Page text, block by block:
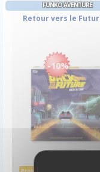
FUNKO AVENTURE
Retour vers le Futur
-10%
Promo -10%